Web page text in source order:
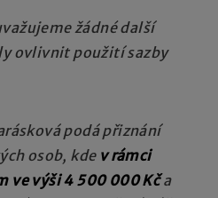
žádné další
ovlivnit použití sazby
podá přiznání
osob, kde v rámci
ve výši 4 500 000 Kča